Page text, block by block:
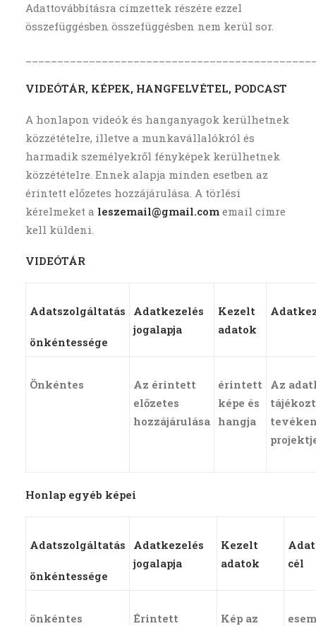
Adattovábbításra címzettek részére ezzel
összefüggésben összefüggésben nem kerül sor.
VIDEÓTÁR, KÉPEK, HANGFELVÉTEL, PODCAST
A honlapon videók és hanganyagok kerülhetnek
közzétételre, illetve a munkavállalókról és
harmadik személyekről fényképek kerülhetnek
közzétételre. Ennek alapja minden esetben az
érintett előzetes hozzájárulása. A törlési
kérelmeket a leszemail@gmail.com email címre
kell küldeni.
VIDEÓTÁR
Adatszolgáltatás
önkéntessége
Adatkezelés
jogalapja
Kezelt
adatok
Önkéntes
Az érintett
előzetes
hozzájárulása
érintett
képe és
hangja
Az
Honlap egyéb képei
Adatszolgáltatás
önkéntessége
Adatkezelés
jogalapja
Kezelt
adatok
cél
önkéntes
Érintett
Kép az